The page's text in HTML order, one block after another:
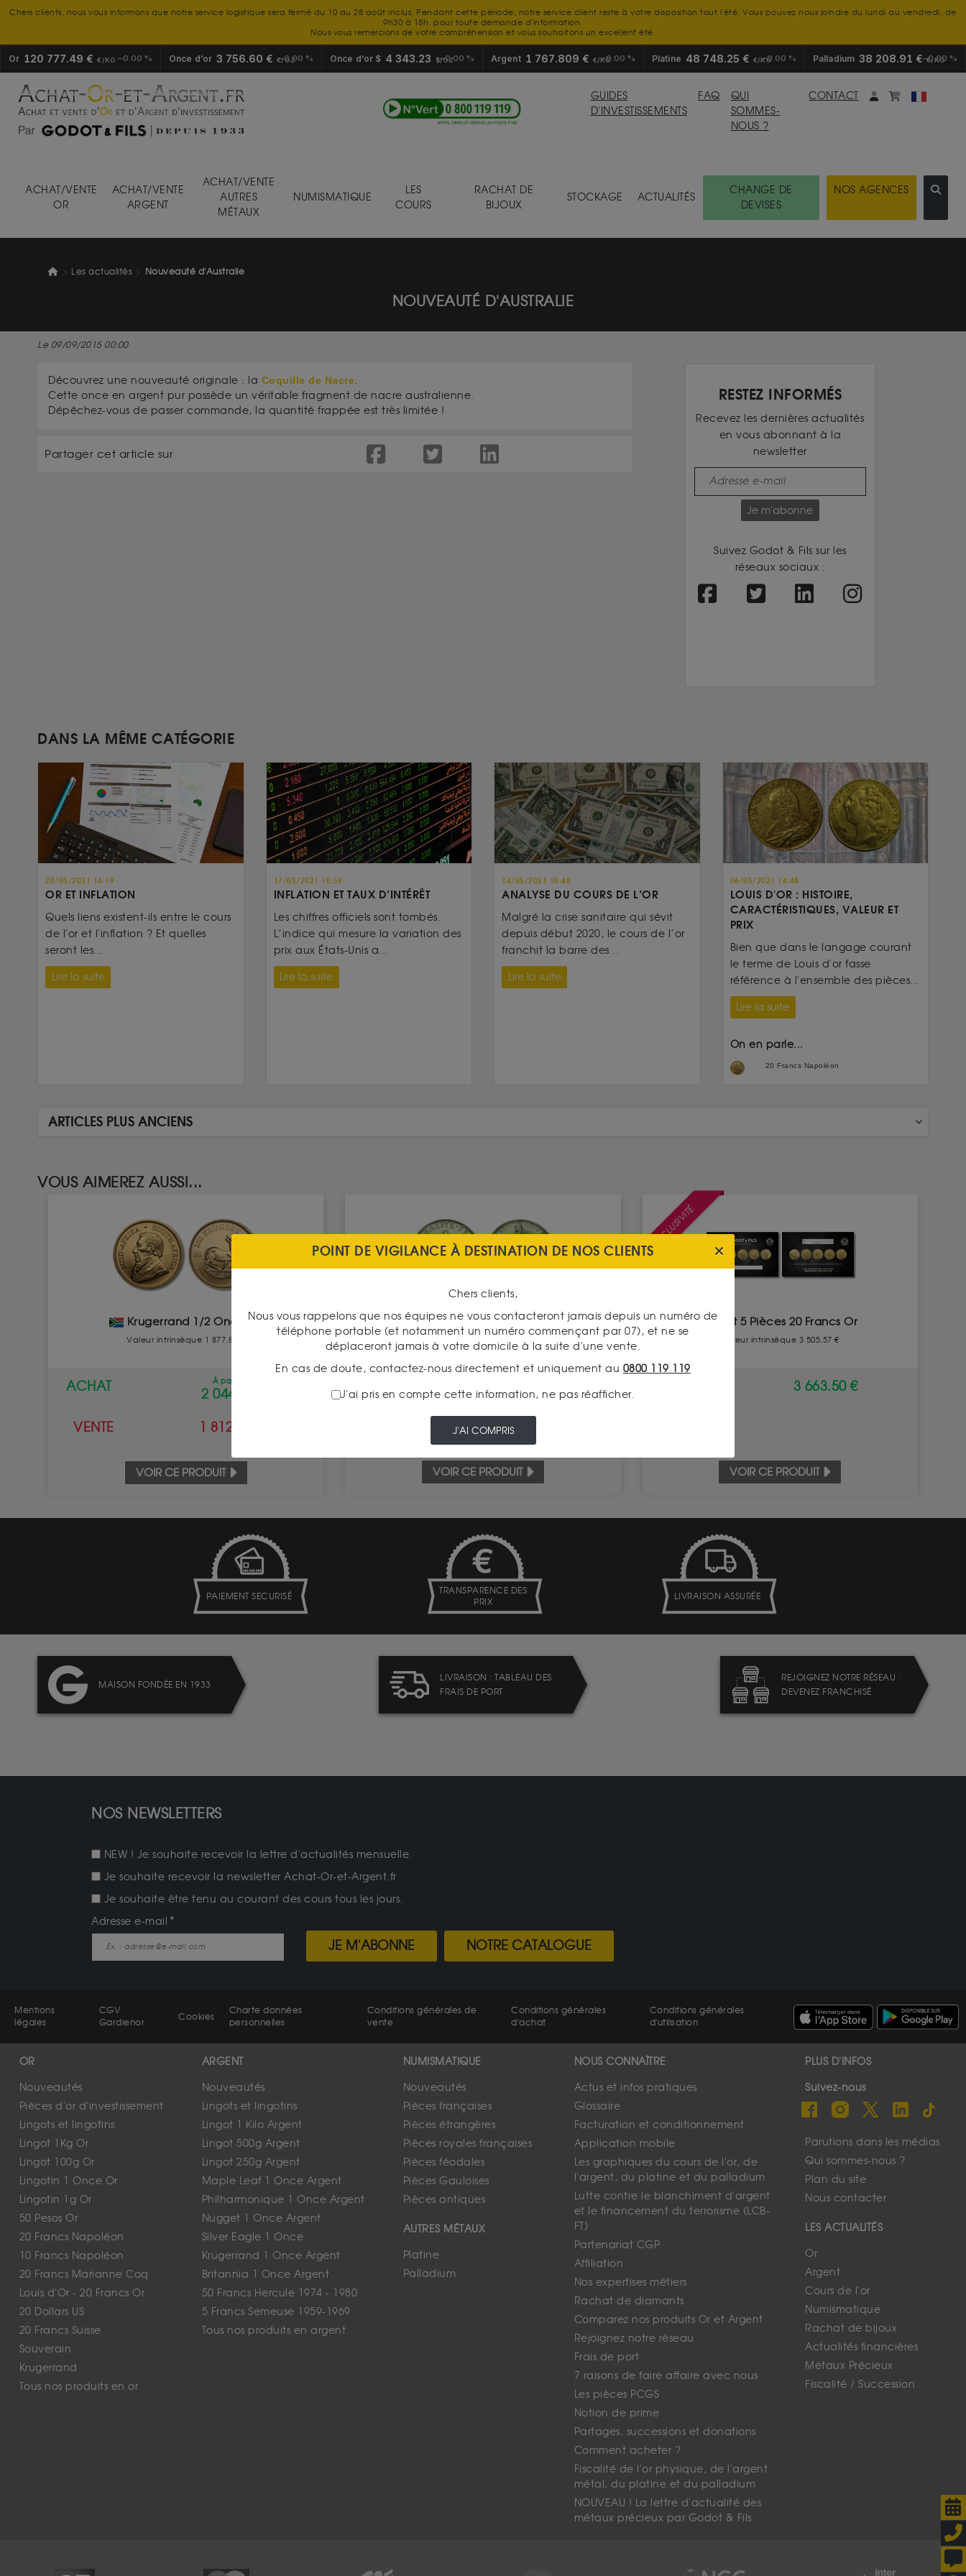
Chers clients, nous vous informons que notre service logistique sera fermé du 10 au 28 août inclus. Pendant cette période, notre service client reste à votre disposition tout l'été. Vous pouvez nous joindre du lundi au vendredi, de
9h30 à 18h, pour toute demande d'information.
Nous vous remercions de votre compréhension et vous souhaitons un excellent été.
Or 120 777.49 € €/KG 0.00 % Once d’or 3 756.60 € €/OZ
0.00 % Once d’or $ 4 343.23 $/OZ0.00 % Argent 1 767.809 € €/KG0.00 % Platine 48 748.25 € €/KG0.00 % Palladium 38 208.91 €€/KG
0.00 %
GUIDES
D'INVESTISSEMENTS
FAQ
QUI
SOMMES-
NOUS ?
CONTACT Mon compte
monpanier
ACHAT/VENTE
OR
ACHAT/VENTE
ARGENT
ACHAT/VENTE
AUTRES
MÉTAUX
NUMISMATIQUE
LES
COURS
RACHAT DE
BIJOUX
STOCKAGE ACTUALITÉS
CHANGE DE
DEVISES
NOS AGENCES
Les actualités Nouveauté d'Australie
NOUVEAUTÉ D'AUSTRALIE
Le 09/09/2015 00:00
Découvrez une nouveauté originale : la Coquille de Nacre.
Cette once en argent pur possède un véritable fragment de nacre australienne.
Dépêchez-vous de passer commande, la quantité frappée est très limitée !
Partager cet article sur
RESTEZ INFORMÉS
Recevez les dernières actualités
en vous abonnant à la
newsletter
Je m'abonne
Suivez Godot & Fils sur les
réseaux sociaux :
DANS LA MÊME CATÉGORIE
20/05/2021 14:19
OR ET INFLATION
Quels liens existent-ils entre le cours
de l'or et l'inflation ? Et quelles
seront les...
Lire la suite
17/05/2021 10:59
INFLATION ET TAUX D’INTÉRÊT
Les chiffres officiels sont tombés.
L’indice qui mesure la variation des
prix aux États-Unis a...
Lire la suite
14/05/2021 10:48
ANALYSE DU COURS DE L’OR
Malgré la crise sanitaire qui sévit
depuis début 2020, le cours de l’or
franchit la barre des...
Lire la suite
06/05/2021 14:48
LOUIS D'OR : HISTOIRE,
CARACTÉRISTIQUES, VALEUR ET
PRIX
Bien que dans le langage courant
le terme de Louis d'or fasse
référence à l'ensemble des pièces...
Lire la suite
On en parle...
20 Francs Napoléon
ARTICLES PLUS ANCIENS
VOUS AIMEREZ AUSSI...
Krugerrand 1/2 Once Or
Valeur intrinsèque 1 877.89 €
ACHAT À partir de
2 044.00 €
VENTE 1 812.00 €
VOIR CE PRODUIT
2 Francs Semeuse 1898 - 1920
17.30 €
12.50 €
VOIR CE PRODUIT
EXCLUSIVITÉ
Set 5 Pièces 20 Francs Or
Valeur intrinsèque 3 505.57 €
3 663.50 €
VOIR CE PRODUIT
PAIEMENT SECURISÉ
TRANSPARENCE DES
PRIX
LIVRAISON ASSURÉE
MAISON FONDÉE EN 1933
LIVRAISON : TABLEAU DES
FRAIS DE PORT
REJOIGNEZ NOTRE RÉSEAU :
DEVENEZ FRANCHISÉ
NOS NEWSLETTERS
NEW ! Je souhaite recevoir la lettre d'actualités mensuelle.
Je souhaite recevoir la newsletter Achat-Or-et-Argent.fr
Je souhaite être tenu au courant des cours tous les jours.
Adresse e-mail
JE M'ABONNE NOTRE CATALOGUE
Mentions
légales
CGV
Gardienor
Cookies
Charte données
personnelles
Conditions générales de
vente
Conditions générales
d'achat
Conditions générales
d'utilisation
OR
Nouveautés
Pièces d'or d'investissement
Lingots et lingotins
Lingot 1Kg Or
Lingot 100g Or
Lingotin 1 Once Or
Lingotin 1g Or
50 Pesos Or
20 Francs Napoléon
10 Francs Napoléon
20 Francs Marianne Coq
Louis d'Or - 20 Francs Or
20 Dollars US
20 Francs Suisse
Souverain
Krugerrand
Tous nos produits en or
ARGENT
Nouveautés
Lingots et lingotins
Lingot 1 Kilo Argent
Lingot 500g Argent
Lingot 250g Argent
Maple Leaf 1 Once Argent
Philharmonique 1 Once Argent
Nugget 1 Once Argent
Silver Eagle 1 Once
Krugerrand 1 Once Argent
Britannia 1 Once Argent
50 Francs Hercule 1974 - 1980
5 Francs Semeuse 1959-1969
Tous nos produits en argent
NUMISMATIQUE
Nouveautés
Pièces françaises
Pièces étrangères
Pièces royales françaises
Pièces féodales
Pièces Gauloises
Pièces antiques
AUTRES MÉTAUX
Platine
Palladium
NOUS CONNAÎTRE
Actus et infos pratiques
Glossaire
Facturation et conditionnement
Application mobile
Les graphiques du cours de l'or, de
l'argent, du platine et du palladium
Lutte contre le blanchiment d'argent
et le financement du terrorisme (LCB-
FT)
Partenariat CGP
Affiliation
Nos expertises métiers
Rachat de diamants
Comparez nos produits Or et Argent
Rejoignez notre réseau
Frais de port
7 raisons de faire affaire avec nous
Les pièces PCGS
Notion de prime
Partages, successions et donations
Comment acheter ?
Fiscalité de l'or physique, de l'argent
métal, du platine et du palladium
NOUVEAU ! La lettre d'actualité des
métaux précieux par Godot & Fils
PLUS D'INFOS
Suivez-nous
Parutions dans les médias
Qui sommes-nous ?
Plan du site
Nous contacter
LES ACTUALITÉS
Or
Argent
Cours de l'or
Numismatique
Rachat de bijoux
Actualités financières
Métaux Précieux
Fiscalité / Succession
POINT DE VIGILANCE À DESTINATION DE NOS CLIENTS
Chers clients,
Nous vous rappelons que nos équipes ne vous contacteront jamais depuis un numéro de
téléphone portable (et notamment un numéro commençant par 07), et ne se
déplaceront jamais à votre domicile à la suite d'une vente.
En cas de doute, contactez-nous directement et uniquement au 0800 119 119
J'ai pris en compte cette information, ne pas réafficher.
J'AI COMPRIS